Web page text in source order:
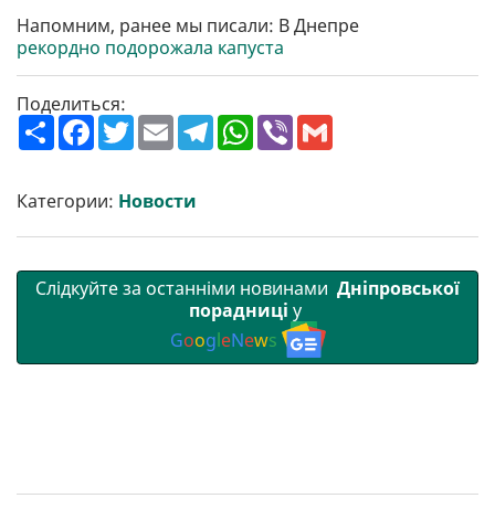
Напомним, ранее мы писали: В Днепре
рекордно подорожала капуста
Поделиться:
П
о
р
и
F
a
b
o
T
w
t
e
E
m
l
T
e
W
h
V
Категории: Новости
Слідкуйте за останніми новинами Дніпровської
порадниці у
GoogleNews